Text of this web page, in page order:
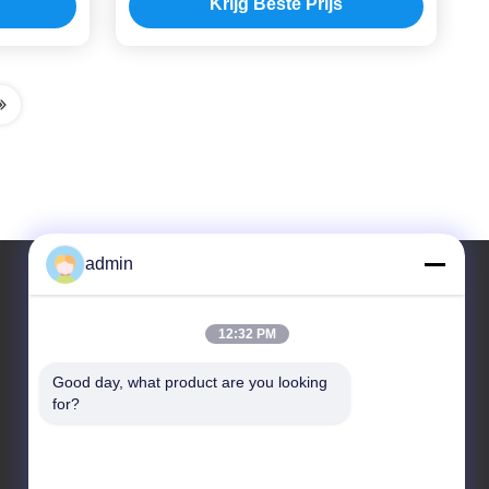
Krijg Beste Prijs
Adres
Adres: Zaal 32, Road van Nr 51 Fansheng,
admin
12:32 PM
Good day, what product are you looking
for?